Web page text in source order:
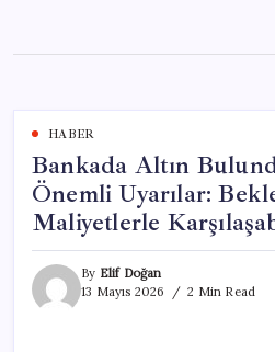
content
HABER
Bankada Altın
Önemli Uyarılar:
Maliyetlerle
By Elif Doğan
13 Mayıs 2026
2 Min Read